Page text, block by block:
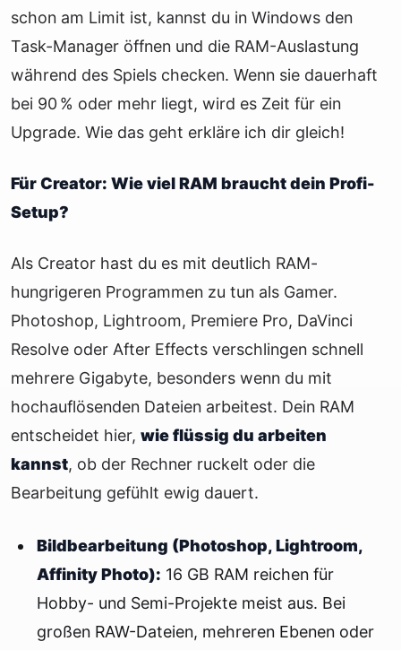
schon am Limit ist, kannst du in Windows den
Task-Manager öffnen und die RAM-Auslastung
während des Spiels checken. Wenn sie dauerhaft
bei 90 % oder mehr liegt, wird es Zeit für ein
Upgrade. Wie das geht erkläre ich dir gleich!
Für Creator: Wie viel RAM braucht dein Profi-
Setup?
Als Creator hast du es mit deutlich RAM-
hungrigeren Programmen zu tun als Gamer.
Photoshop, Lightroom, Premiere Pro, DaVinci
Resolve oder After Effects verschlingen schnell
mehrere Gigabyte, besonders wenn du mit
hochauflösenden Dateien arbeitest. Dein RAM
entscheidet hier, wie flüssig du arbeiten
kannst, ob der Rechner ruckelt oder die
Bearbeitung gefühlt ewig dauert.
Bildbearbeitung (Photoshop, Lightroom,
Affinity Photo): 16 GB RAM reichen für
Hobby- und Semi-Projekte meist aus. Bei
großen RAW-Dateien, mehreren Ebenen oder